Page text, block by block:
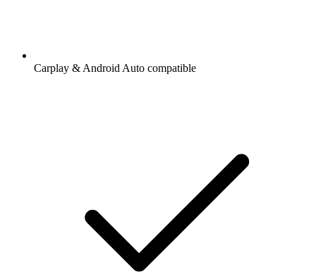
Carplay & Android Auto compatible